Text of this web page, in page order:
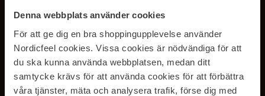
Denna webbplats använder cookies
För att ge dig en bra shoppingupplevelse använder
Nordicfeel cookies. Vissa cookies är nödvändiga för att
du ska kunna använda webbplatsen, medan ditt
samtycke krävs för att använda cookies för att förbättra
våra tjänster, mäta och analysera trafik, förse dig med
SUBSCRIBE TO OUR
NEWSLETTER
E-postadresse
Ved å abonnere godtar du vårpersonvernerklæring. Du kan melde deg